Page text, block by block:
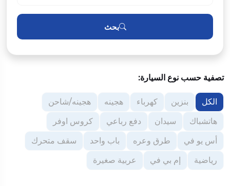
بحث
تصفية حسب نوع السيارة:
الكل بنزين كهرباء هجينه
هجينه/شاحن
هاتشباك
سيدان دفع رباعي
كروس اوفر
أس يو في
طرق وعره باب واحد
سقف متحرك
رياضية
إم بي في عربية صغيرة